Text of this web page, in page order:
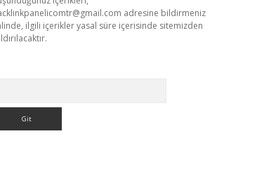
adresine bildirmeniz
ilgili içerikler yasal süre içerisinde sitemizden